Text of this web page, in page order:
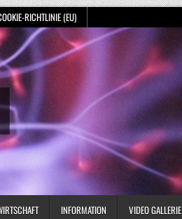
RICHTLINIE (EU)
INFORMATION VIDEO GALLERIE